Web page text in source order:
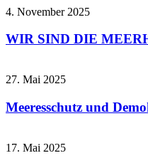
4. November 2025
WIR SIND DIE
27. Mai 2025
Meeresschutz und
17. Mai 2025